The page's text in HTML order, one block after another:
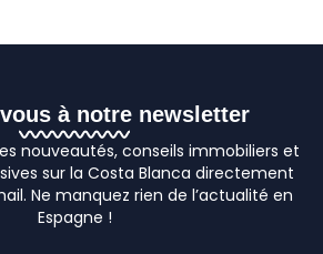
à notre newsletter
nouveautés, conseils immobiliers et
sur la Costa Blanca directement
Ne manquez rien de l’actualité en
Espagne !